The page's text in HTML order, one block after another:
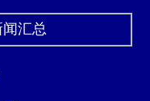
汇总